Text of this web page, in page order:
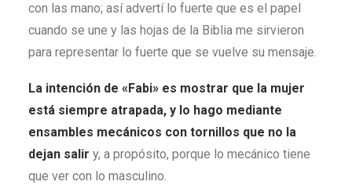
con las mano; así advertí lo fuerte que es el papel
cuando se une y las hojas de la Biblia me sirvieron
para representar lo fuerte que se vuelve su mensaje.
La intención de «Fabi» es mostrar que la mujer
está siempre atrapada, y lo hago mediante
ensambles mecánicos con tornillos que no la
dejan salir y, a propósito, porque lo mecánico tiene
que ver con lo masculino.